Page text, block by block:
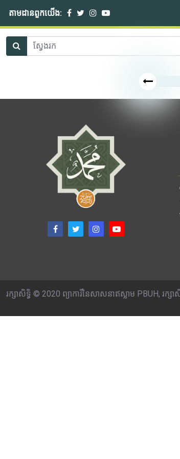
តាមដានពួកយើង:
រក្សាសិទ្ធិ © 2020 ព្យាការីនៃសាសនាឥស្លាម PBUH, រក្ស